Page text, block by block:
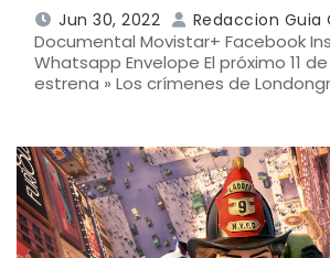
Jun 30, 2022 Redaccion Guia
Documental Movistar+ Facebook
Whatsapp Envelope El próximo 11
estrena » Los crímenes de